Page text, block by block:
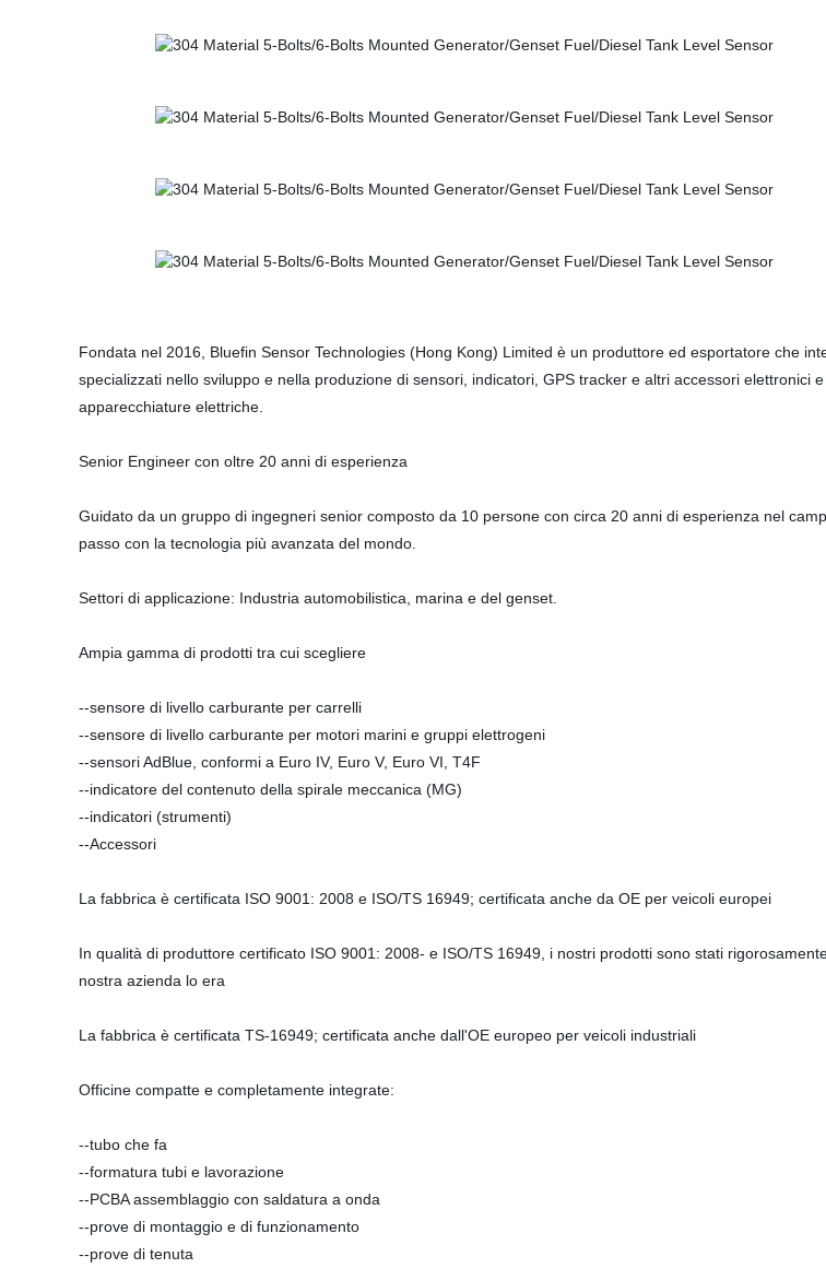
Fondata nel 2016, Bluefin Sensor Technologies (Hong Kong) Limited è un produttore ed esportatore che
specializzati nello sviluppo e nella produzione di sensori, indicatori, GPS tracker e altri accessori
apparecchiature elettriche.
Senior Engineer con oltre 20 anni di esperienza
Guidato da un gruppo di ingegneri senior composto da 10 persone con circa 20 anni di esperienza nel
passo con la tecnologia più avanzata del mondo.
Settori di applicazione: Industria automobilistica, marina e del genset.
Ampia gamma di prodotti tra cui scegliere
--sensore di livello carburante per carrelli
--sensore di livello carburante per motori marini e gruppi elettrogeni
--sensori AdBlue, conformi a Euro IV, Euro V, Euro VI, T4F
--indicatore del contenuto della spirale meccanica (MG)
--indicatori (strumenti)
--Accessori
La fabbrica è certificata ISO 9001: 2008 e ISO/TS 16949; certificata anche da OE per veicoli europei
In qualità di produttore certificato ISO 9001: 2008- e ISO/TS 16949, i nostri prodotti sono stati
nostra azienda lo era
La fabbrica è certificata TS-16949; certificata anche dall'OE europeo per veicoli industriali
Officine compatte e completamente integrate:
--tubo che fa
--formatura tubi e lavorazione
--PCBA assemblaggio con saldatura a onda
--prove di montaggio e di funzionamento
--prove di tenuta